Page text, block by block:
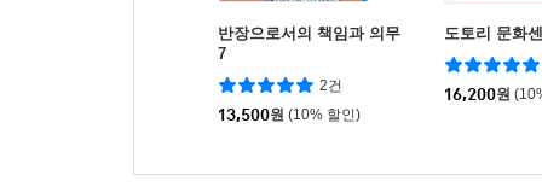
반장으로서의 책임과 의무
7
2건
13,500원 (10% 할인)
도토리 문화
16,200원